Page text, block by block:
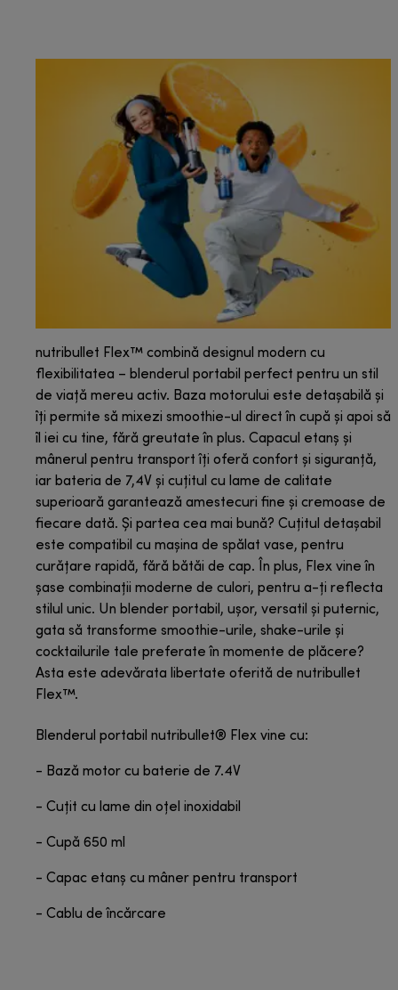
nutribullet Flex™ combină designul modern cu
flexibilitatea – blenderul portabil perfect pentru un stil
de viață mereu activ. Baza motorului este detașabilă și
îți permite să mixezi smoothie-ul direct în cupă și apoi să
îl iei cu tine, fără greutate în plus. Capacul etanș și
mânerul pentru transport îți oferă confort și siguranță,
iar bateria de 7,4V și cuțitul cu lame de calitate
superioară garantează amestecuri fine și cremoase de
fiecare dată. Și partea cea mai bună? Cuțitul detașabil
este compatibil cu mașina de spălat vase, pentru
curățare rapidă, fără bătăi de cap. În plus, Flex vine în
șase combinații moderne de culori, pentru a-ți reflecta
stilul unic. Un blender portabil, ușor, versatil și puternic,
gata să transforme smoothie-urile, shake-urile și
cocktailurile tale preferate în momente de plăcere?
Asta este adevărata libertate oferită de nutribullet
Flex™.
Blenderul portabil nutribullet® Flex vine cu:
- Bază motor cu baterie de 7.4V
- Cuțit cu lame din oțel inoxidabil
- Cupă 650 ml
- Capac etanș cu mâner pentru transport
- Cablu de încărcare